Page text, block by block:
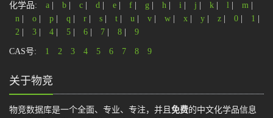
化学品: a b c d e f g h i j k l m
n
o p q r s t u v w x y z 0 1
2
3 4 5 6 7 8 9
CAS号: 1 2 3 4 5 6 7 8 9
关于物竞
物竞数据库是一个全面、专业、专注，并且 免费的中文化学品信息